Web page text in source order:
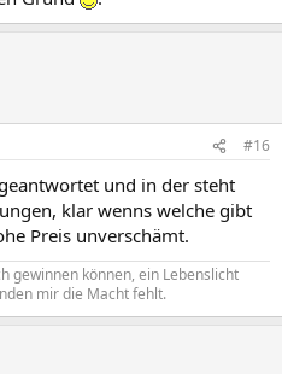
#16
und in der steht
klar wenns welche gibt
Preis unverschämt.
gewinnen können, ein Lebenslicht
mir die Macht fehlt.